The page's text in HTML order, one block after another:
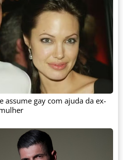
assume gay com ajuda da ex-